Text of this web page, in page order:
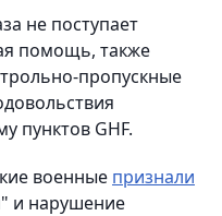
не поступает
помощь, также
пропускные
пунктов GHF.
военные признали
и нарушение